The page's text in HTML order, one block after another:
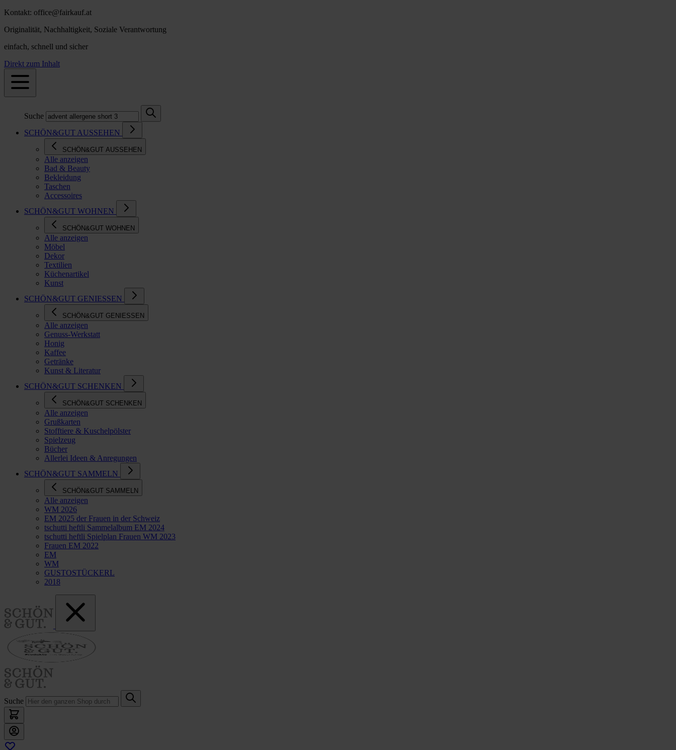
Kontakt: office@fairkauf.at
Originalität, Nachhaltigkeit, Soziale Verantwortung
einfach, schnell und sicher
Direkt zum Inhalt
Suche
SCHÖN&GUT AUSSEHEN
SCHÖN&GUT AUSSEHEN
Alle anzeigen
Bad & Beauty
Bekleidung
Taschen
Accessoires
SCHÖN&GUT WOHNEN
SCHÖN&GUT WOHNEN
Alle anzeigen
Möbel
Dekor
Textilien
Küchenartikel
Kunst
SCHÖN&GUT GENIESSEN
SCHÖN&GUT GENIESSEN
Alle anzeigen
Genuss-Werkstatt
Honig
Kaffee
Getränke
Kunst & Literatur
SCHÖN&GUT SCHENKEN
SCHÖN&GUT SCHENKEN
Alle anzeigen
Grußkarten
Stofftiere & Kuschelpölster
Spielzeug
Bücher
Allerlei Ideen & Anregungen
SCHÖN&GUT SAMMELN
SCHÖN&GUT SAMMELN
Alle anzeigen
WM 2026
EM 2025 der Frauen in der Schweiz
tschutti heftli Sammelalbum EM 2024
tschutti heftli Spielplan Frauen WM 2023
Frauen EM 2022
EM
WM
GUSTOSTÜCKERL
2018
Suche